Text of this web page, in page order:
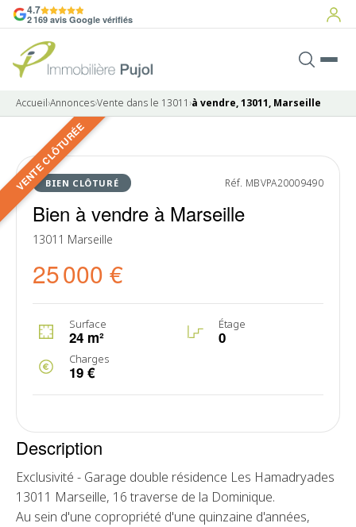
4.7
2 169 avis Google vérifiés
Accueil›Annonces›Vente dans le 13011 ›à vendre, 13011, Marseille
VENTE CLÔTURÉE
BIEN CLÔTURÉ Réf. MBVPA20009490
Bien à vendre à Marseille
13011 Marseille
25 000 €
Surface
24 m²
Étage
0
Charges
19 €
VENDU
6 photos
Description
Exclusivité - Garage double résidence Les Hamadryades
13011 Marseille, 16 traverse de la Dominique.
Au sein d'une copropriété d'une quinzaine d'années,